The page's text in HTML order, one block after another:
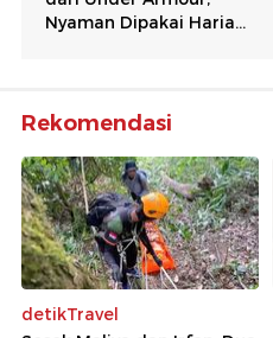
Rekomendasi
detikTravel